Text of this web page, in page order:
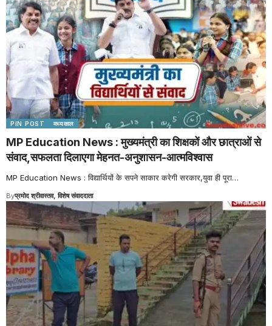
PIN POST मध्यकाल
MP Education News : मुख्यमंत्री का शिक्षकों और छात्राओं से
संवाद,सफलता दिलाएगा मेहनत-अनुशासन-आत्मविश्वास
MP Education News : विद्यार्थियों के सपने साकार करेगी सरकार,युवा ही पूरा…
Byप्रमोद श्रीवास्तव, विशेष संवाददाता